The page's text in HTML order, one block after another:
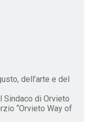
dell’arte e del
Sindaco di Orvieto
“Orvieto Way of